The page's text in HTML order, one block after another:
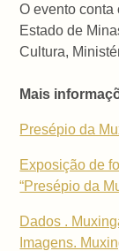
O evento conta
Estado de
Cultura,
Mais
Presépio da
Exposição de
“Presépio da
Dados .
Imagens.